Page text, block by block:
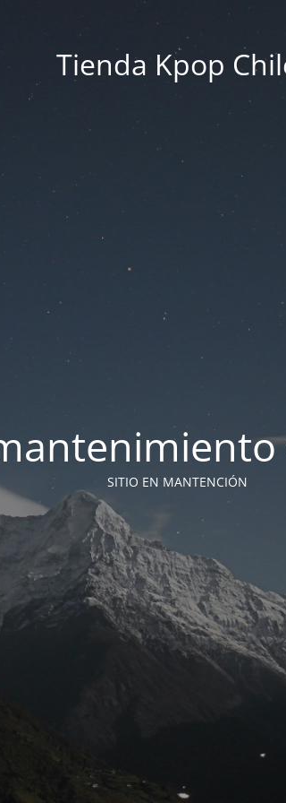
Tienda Kpop
SITIO EN MANTENCIÓN